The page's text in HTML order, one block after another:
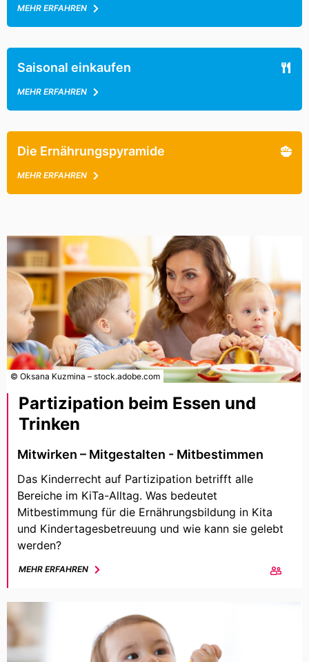
MEHR ERFAHREN
Saisonal einkaufen
MEHR ERFAHREN
Die Ernährungspyramide
MEHR ERFAHREN
© Oksana Kuzmina – stock.adobe.com
Partizipation beim Essen und
Trinken
Mitwirken – Mitgestalten - Mitbestimmen
Das Kinderrecht auf Partizipation betrifft alle
Bereiche im KiTa-Alltag. Was bedeutet
Mitbestimmung für die Ernährungsbildung in Kita
und Kindertagesbetreuung und wie kann sie gelebt
werden?
MEHR ERFAHREN